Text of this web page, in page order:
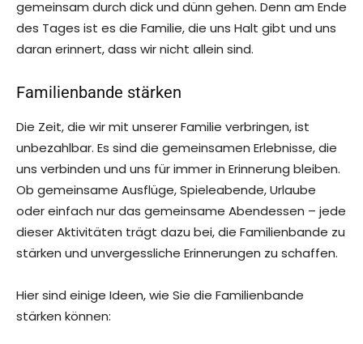
gemeinsam durch dick und dünn gehen. Denn am Ende
des Tages ist es die Familie, die uns Halt gibt und uns
daran erinnert, dass wir nicht allein sind.
Familienbande stärken
Die Zeit, die wir mit unserer Familie verbringen, ist
unbezahlbar. Es sind die gemeinsamen Erlebnisse, die
uns verbinden und uns für immer in Erinnerung bleiben.
Ob gemeinsame Ausflüge, Spieleabende, Urlaube
oder einfach nur das gemeinsame Abendessen – jede
dieser Aktivitäten trägt dazu bei, die Familienbande zu
stärken und unvergessliche Erinnerungen zu schaffen.
Hier sind einige Ideen, wie Sie die Familienbande
stärken können: